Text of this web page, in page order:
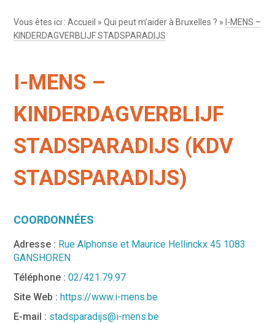
Vous êtes ici :Accueil »Qui peut m’aider à Bruxelles ? » I-MENS –
KINDERDAGVERBLIJF STADSPARADIJS
I-MENS –
KINDERDAGVERBLIJF
STADSPARADIJS (KDV
STADSPARADIJS)
COORDONNÉES
Adresse : Rue Alphonse et Maurice Hellinckx 45 1083
GANSHOREN
Téléphone :02/421.79.97
Site Web : https://www.i-mens.be
E-mail : stadsparadijs@i-mens.be